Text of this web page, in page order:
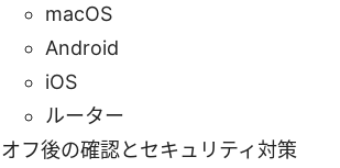
macOS
Android
iOS
ルーター
オフ後の確認とセキュリティ対策